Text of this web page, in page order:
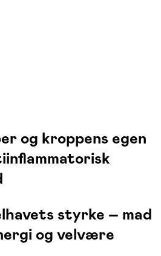
og kroppens egen
styrke – mad
og velvære